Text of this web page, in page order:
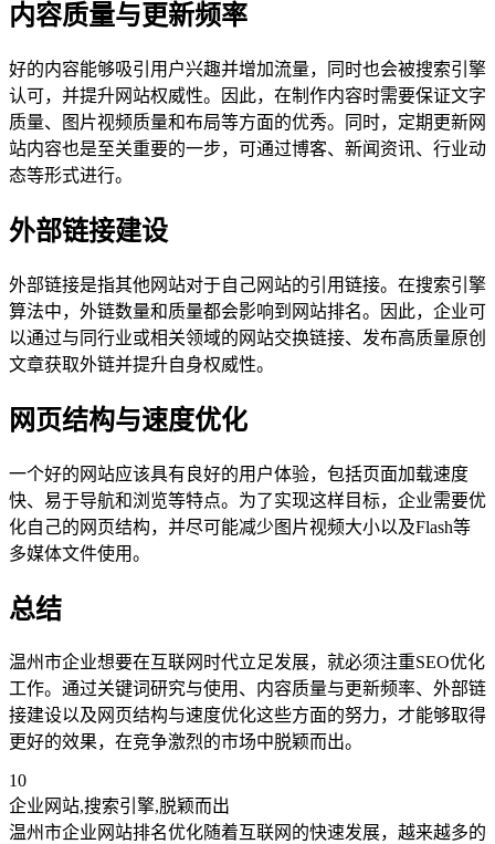
内容质量与更新频率
好的内容能够吸引用户兴趣并增加流量，同时也会被搜索引擎
认可，并提升网站权威性。因此，在制作内容时需要保证文字
质量、图片视频质量和布局等方面的优秀。同时，定期更新网
站内容也是至关重要的一步，可通过博客、新闻资讯、行业动
态等形式进行。
外部链接建设
外部链接是指其他网站对于自己网站的引用链接。在搜索引擎
算法中，外链数量和质量都会影响到网站排名。因此，企业可
以通过与同行业或相关领域的网站交换链接、发布高质量原创
文章获取外链并提升自身权威性。
网页结构与速度优化
一个好的网站应该具有良好的用户体验，包括页面加载速度
快、易于导航和浏览等特点。为了实现这样目标，企业需要优
化自己的网页结构，并尽可能减少图片视频大小以及Flash等
多媒体文件使用。
总结
温州市企业想要在互联网时代立足发展，就必须注重SEO优化
工作。通过关键词研究与使用、内容质量与更新频率、外部链
接建设以及网页结构与速度优化这些方面的努力，才能够取得
更好的效果，在竞争激烈的市场中脱颖而出。
10
企业网站,搜索引擎,脱颖而出
温州市企业网站排名优化随着互联网的快速发展，越来越多的